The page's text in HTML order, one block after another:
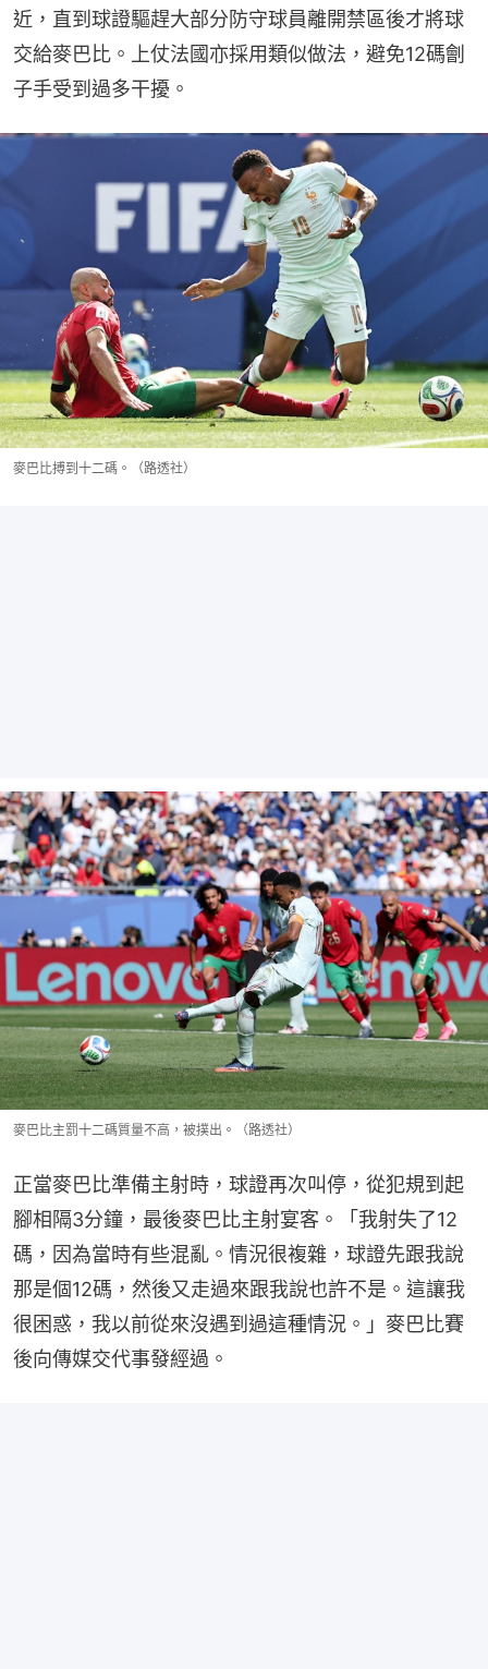
近，直到球證驅趕大部分防守球員離開禁區後才將球
交給麥巴比。上仗法國亦採用類似做法，避免12碼劊
子手受到過多干擾。
麥巴比搏到十二碼。（路透社）
麥巴比主罰十二碼質量不高，被撲出。（路透社）
正當麥巴比準備主射時，球證再次叫停，從犯規到起
腳相隔3分鐘，最後麥巴比主射宴客。「我射失了12
碼，因為當時有些混亂。情況很複雜，球證先跟我說
那是個12碼，然後又走過來跟我說也許不是。這讓我
很困惑，我以前從來沒遇到過這種情況。」麥巴比賽
後向傳媒交代事發經過。